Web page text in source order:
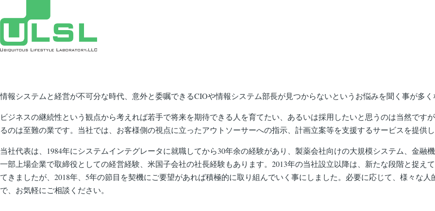
情報システムと経営が不可分な時代、意外と委嘱できるCIOや情報システム部長が見つからないというお悩みを聞く事が多
ビジネスの継続性という観点から考えれば若手で将来を期待できる人を育てたい、あるいは採用したいと思うのは当然です
るのは至難の業です。当社では、お客様側の視点に立ったアウトソーサーへの指示、計画立案等を支援するサービスを提供
当社代表は、1984年にシステムインテグレータに就職してから30年余の経験があり、製薬会社向けの大規模システム、金
一部上場企業で取締役としての経営経験、米国子会社の社長経験もあります。2013年の当社設立以降は、新たな段階と捉
てきましたが、2018年、5年の節目を契機にご要望があれば積極的に取り組んでいく事にしました。必要に応じて、様々な
で、お気軽にご相談ください。